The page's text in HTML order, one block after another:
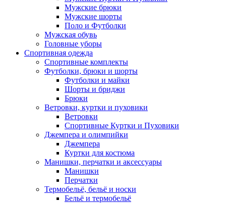
Мужские брюки
Мужские шорты
Поло и Футболки
Мужская обувь
Головные уборы
Спортивная одежда
Спортивные комплекты
Футболки, брюки и шорты
Футболки и майки
Шорты и бриджи
Брюки
Ветровки, куртки и пуховики
Ветровки
Спортивные Куртки и Пуховики
Джемпера и олимпийки
Джемпера
Куртки для костюма
Манишки, перчатки и аксессуары
Манишки
Перчатки
Термобельё, бельё и носки
Бельё и термобельё